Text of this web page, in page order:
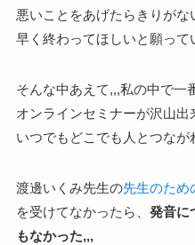
悪いことをあげたらきりがな
早く終わってほしいと願って
そんな中あえて,,,私の中で一
オンラインセミナーが沢山出
いつでもどこでも人とつなが
渡邊いくみ先生の先生のた
を受けてなかったら、 発音に
もなかった,,,